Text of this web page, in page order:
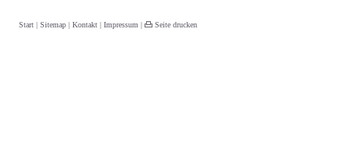
Start | Sitemap | Kontakt | Impressum | Seite drucken